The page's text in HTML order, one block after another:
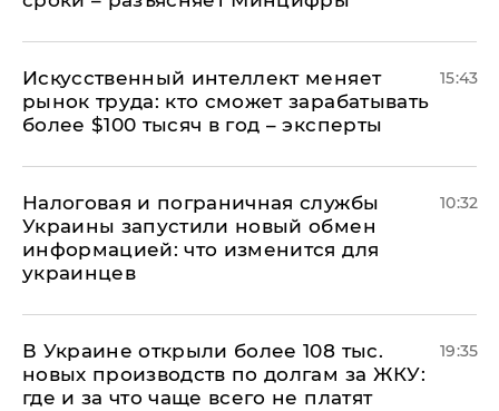
Искусственный интеллект меняет
рынок труда: кто сможет зарабатывать
более $100 тысяч в год – эксперты
15:43
Налоговая и пограничная службы
Украины запустили новый обмен
информацией: что изменится для
украинцев
10:32
В Украине открыли более 108 тыс.
новых производств по долгам за ЖКУ:
где и за что чаще всего не платят
19:35